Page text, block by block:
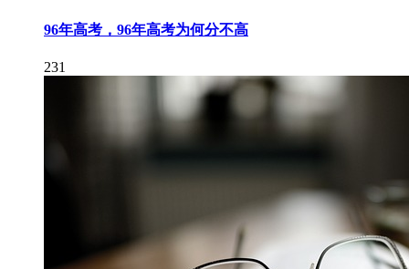
96年高考，96年高考为何分不高
231